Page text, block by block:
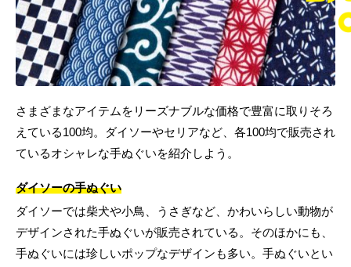
さまざまなアイテムをリーズナブルな価格で豊富に取りそろ
えている100均。ダイソーやセリアなど、各100均で販売され
ているオシャレな手ぬぐいを紹介しよう。
ダイソーの手ぬぐい
ダイソーでは柴犬や小鳥、うさぎなど、かわいらしい動物が
デザインされた手ぬぐいが販売されている。そのほかにも、
手ぬぐいには珍しいポップなデザインも多い。手ぬぐいとい